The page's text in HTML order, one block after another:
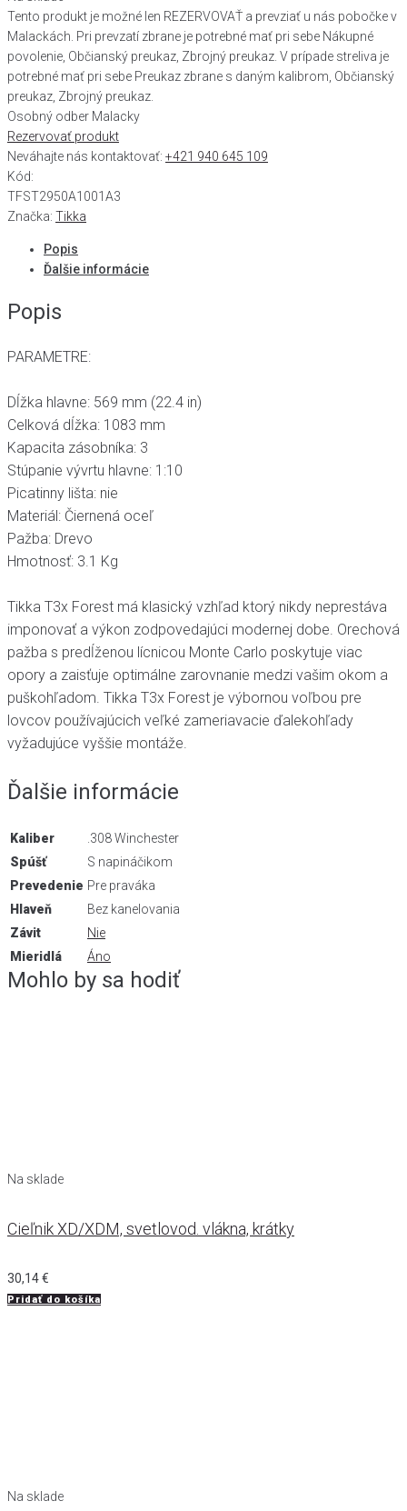
Tento produkt je možné len REZERVOVAŤ a prevziať u nás pobočke v
Malackách. Pri prevzatí zbrane je potrebné mať pri sebe Nákupné
povolenie, Občianský preukaz, Zbrojný preukaz. V prípade streliva je
potrebné mať pri sebe Preukaz zbrane s daným kalibrom, Občianský
preukaz, Zbrojný preukaz.
Osobný odber Malacky
Rezervovať produkt
Neváhajte nás kontaktovať: +421 940 645 109
Kód:
TFST2950A1001A3
Značka: Tikka
Popis
Ďalšie informácie
Popis
PARAMETRE:
Dĺžka hlavne: 569 mm (22.4 in)
Celková dĺžka: 1083 mm
Kapacita zásobníka: 3
Stúpanie vývrtu hlavne: 1:10
Picatinny lišta: nie
Materiál: Čiernená oceľ
Pažba: Drevo
Hmotnosť: 3.1 Kg
Tikka T3x Forest má klasický vzhľad ktorý nikdy neprestáva
imponovať a výkon zodpovedajúci modernej dobe. Orechová
pažba s predĺženou lícnicou Monte Carlo poskytuje viac
opory a zaisťuje optimálne zarovnanie medzi vašim okom a
puškohľadom. Tikka T3x Forest je výbornou voľbou pre
lovcov používajúcich veľké zameriavacie ďalekohľady
vyžadujúce vyššie montáže.
Ďalšie informácie
Kaliber
.308 Winchester
Spúšť
S napináčikom
Prevedenie Pre praváka
Hlaveň
Bez kanelovania
Závit
Nie
Mieridlá
Áno
Mohlo by sa hodiť
Na sklade
Cieľnik XD/XDM, svetlovod. vlákna, krátky
30,14€
Pridať do košíka
Na sklade